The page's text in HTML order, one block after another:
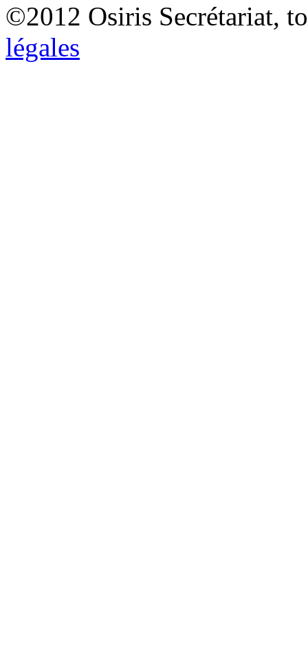
©2012 Osiris Secrétariat,
légales